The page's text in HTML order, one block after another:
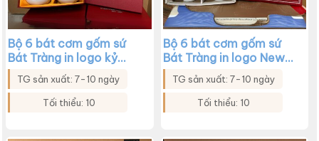
Bộ 6 bát cơm gốm sứ
Bát Tràng in logo kỷ
niệm 10 năm thành lập
trường màu trắng XG-
TG sản xuất: 7-10 ngày
Tối thiểu: 10
Bộ 6 bát cơm gốm sứ
Bát Tràng in logo New
Farm màu trắng XG-
BC24
TG sản xuất: 7-10 ngày
Tối thiểu: 10